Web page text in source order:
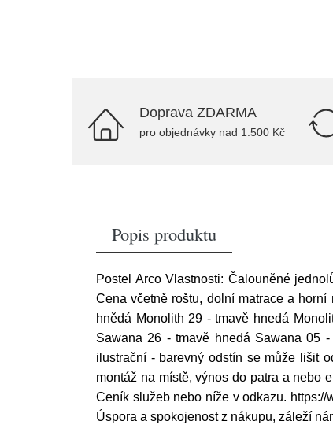
Doprava ZDARMA
pro objednávky nad 1.500 Kč
Popis produktu
Postel Arco Vlastnosti: Čalouněné
Cena včetně roštu, dolní matrace a
hnědá Monolith 29 - tmavě hnedá
Sawana 26 - tmavě hnedá Sawana 05
ilustrační - barevný odstín se může lišit
montáž na místě, výnos do patra a nebo
Ceník služeb nebo níže v odkazu.
Úspora a spokojenost z nákupu, záleží